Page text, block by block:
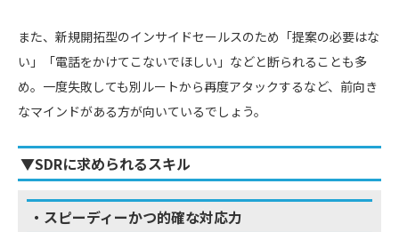
また、新規開拓型のインサイドセールスのため「提案の必要はな
い」「電話をかけてこないでほしい」などと断られることも多
め。一度失敗しても別ルートから再度アタックするなど、前向き
なマインドがある方が向いているでしょう。
▼SDRに求められるスキル
・スピーディーかつ的確な対応力